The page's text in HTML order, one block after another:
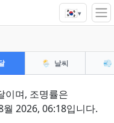
🇰🇷▾
🌦️ 날씨 💨
이며, 조명률은
2026, 06:18입니다.